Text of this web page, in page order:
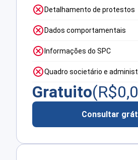
Detalhamento de protestos
Dados comportamentais
Informações do SPC
Quadro societário e
Gratuito(R$
Consultar